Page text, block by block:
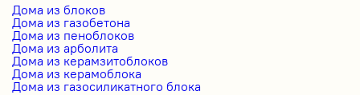
Дома из блоков
Дома из газобетона
Дома из пеноблоков
Дома из арболита
Дома из керамзитоблоков
Дома из керамоблока
Дома из газосиликатного блока